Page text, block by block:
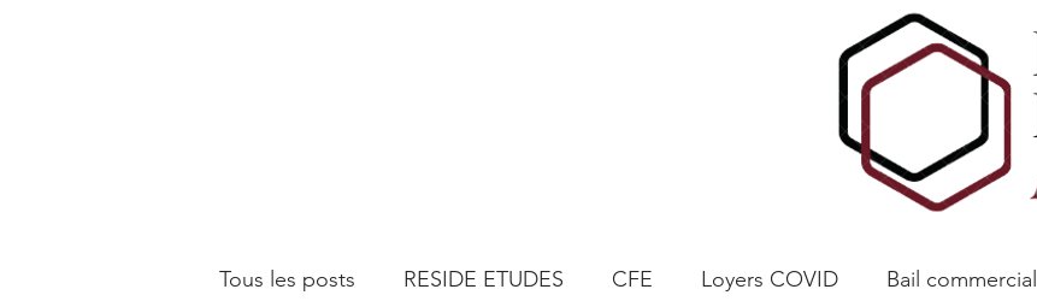
Tous les posts RESIDE ETUDES CFE Loyers COVID Bail commercial